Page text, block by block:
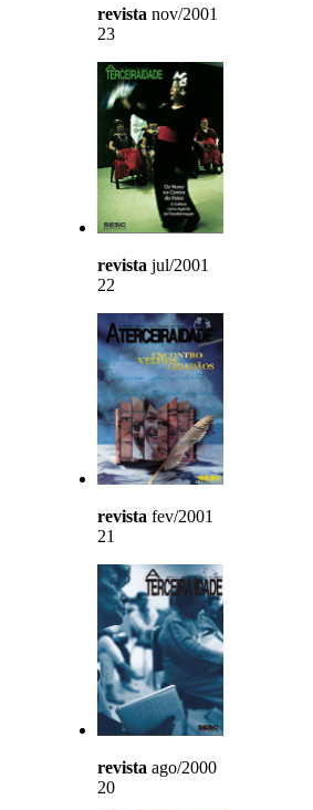
revista nov/2001
23
revista jul/2001
22
revista fev/2001
21
revista ago/2000
20